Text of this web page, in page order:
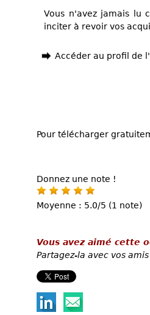
Vous n'avez jamais lu
inciter à revoir vos
Accéder au profil de
Pour télécharger
Donnez une note !
Moyenne : 5.0/5 (1 note)
Vous avez aimé cette
Partagez-la avec vos